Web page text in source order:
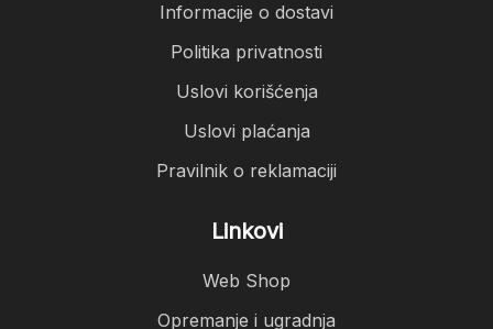
Informacije o dostavi
Politika privatnosti
Uslovi korišćenja
Uslovi plaćanja
Pravilnik o reklamaciji
Linkovi
Web Shop
Opremanje i ugradnja